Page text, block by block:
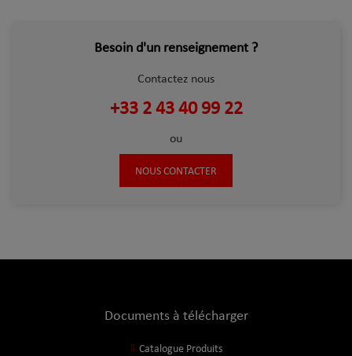
Besoin d'un renseignement ?
Contactez nous
+33 2 43 40 99 22
ou
NOUS CONTACTER
Documents à télécharger
Catalogue Produits